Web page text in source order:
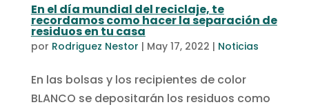
En el día mundial del reciclaje, te
recordamos como hacer la separación de
residuos en tu casa
por Rodriguez Nestor | May 17, 2022 | Noticias
En las bolsas y los recipientes de color
BLANCO se depositarán los residuos como